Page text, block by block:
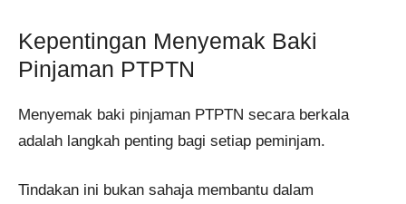
Kepentingan Menyemak Baki
Pinjaman PTPTN
Menyemak baki pinjaman PTPTN secara berkala
adalah langkah penting bagi setiap peminjam.
Tindakan ini bukan sahaja membantu dalam